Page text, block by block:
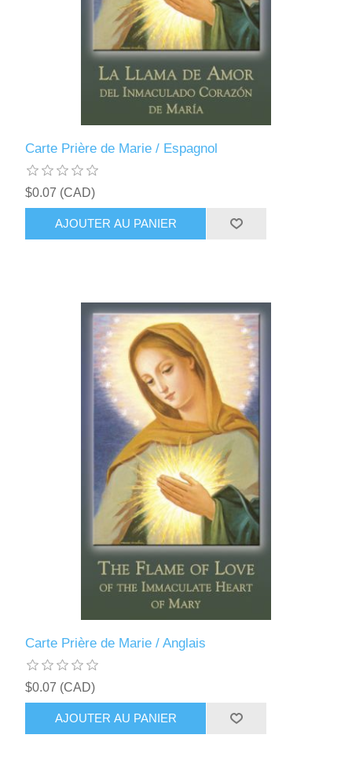
Carte Prière de Marie / Espagnol
$0.07 (CAD)
AJOUTER AU PANIER
Carte Prière de Marie / Anglais
$0.07 (CAD)
AJOUTER AU PANIER